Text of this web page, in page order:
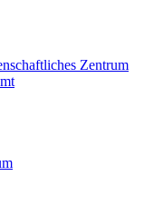
Zentrum